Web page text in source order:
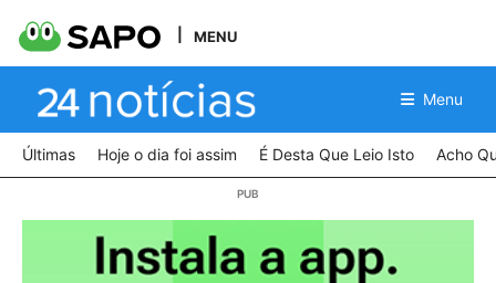
MENU
Menu
Últimas Hoje o dia foi assim É Desta Que Leio Isto Acho